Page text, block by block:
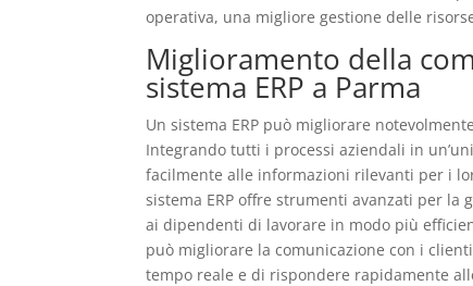
operativa, una migliore gestione delle
Miglioramento della
sistema ERP a Parma
Un sistema ERP può migliorare
Integrando tutti i processi aziendali in
facilmente alle informazioni rilevanti per i
sistema ERP offre strumenti avanzati per
ai dipendenti di lavorare in modo più
può migliorare la comunicazione con i
tempo reale e di rispondere rapidamente